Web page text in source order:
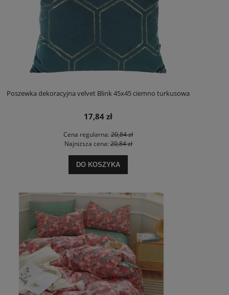
Poszewka dekoracyjna velvet Blink 45x45 ciemno turkusowa
17,84 zł
Cena regularna: 20,84 zł
Najniższa cena:20,84 zł
DO KOSZYKA